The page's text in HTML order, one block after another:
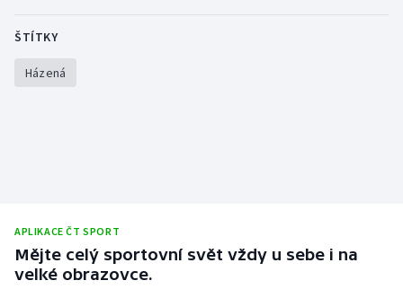
ŠTÍTKY
Házená
APLIKACE ČT SPORT
Mějte celý sportovní svět vždy u sebe i na
velké obrazovce.